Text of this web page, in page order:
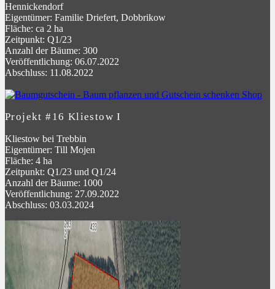
Hennickendorf
Eigentümer: Familie Driefert, Dobbrikow
Fläche: ca 2 ha
Zeitpunkt: Q1/23
Anzahl der Bäume: 300
Veröffentlichung: 06.07.2022
Abschluss: 11.08.2022
Projekt #16 Kliestow I
Kliestow bei Trebbin
Eigentümer: Till Mojen
Fläche: 4 ha
Zeitpunkt: Q1/23 und Q1/24
Anzahl der Bäume: 1000
Veröffentlichung: 27.09.2022
Abschluss: 03.03.2024